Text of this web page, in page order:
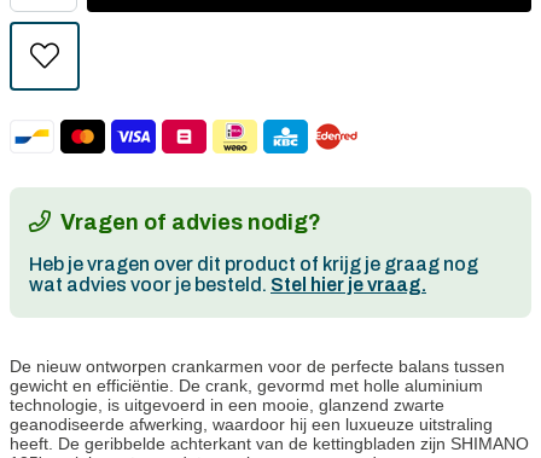
Vragen of advies nodig?
Heb je vragen over dit product of krijg je graag nog
wat advies voor je besteld. Stel hier je vraag.
De nieuw ontworpen crankarmen voor de perfecte balans tussen
gewicht en efficiëntie. De crank, gevormd met holle aluminium
technologie, is uitgevoerd in een mooie, glanzend zwarte
geanodiseerde afwerking, waardoor hij een luxueuze uitstraling
heeft. De geribbelde achterkant van de kettingbladen zijn SHIMANO
Persoonlijk advies